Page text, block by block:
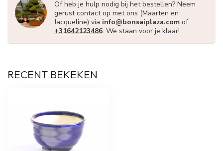
Of heb je hulp nodig bij het bestellen? Neem
gerust contact op met ons (Maarten en
Jacqueline) via info@bonsaiplaza.com of
+31642123486. We staan voor je klaar!
RECENT BEKEKEN